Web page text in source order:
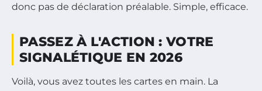
donc pas de déclaration préalable. Simple, efficace.
PASSEZ À L'ACTION : VOTRE
SIGNALÉTIQUE EN 2026
Voilà, vous avez toutes les cartes en main. La